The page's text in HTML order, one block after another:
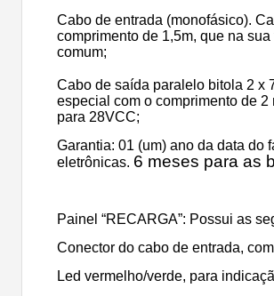
Cabo de entrada (monofásico).
comprimento de 1,5m, que na
comum;
Cabo de saída paralelo bitola 2 x
especial com o comprimento de
para 28VCC;
Garantia: 01 (um) ano da data do
eletrônicas. 6 meses para as
Painel “RECARGA”: Possui as
Conector do cabo de entrada,
Led vermelho/verde, para